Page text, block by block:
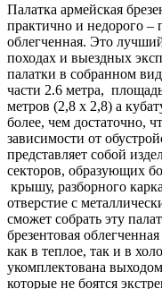
Палатка армейская
практично и недорого –
облегченная. Это
походах и выездных
палатки в собранном
части 2.6 метра,
метров (2,8 х 2,8) а
более, чем достаточно,
зависимости от
представляет собой
секторов, образующих
крышу, разборного
отверстие с
сможет собрать эту
брезентовая
как в теплое, так и в
укомплектована
которые не боятся